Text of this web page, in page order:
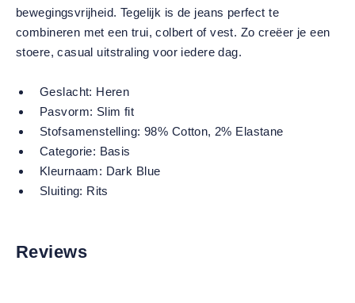
bewegingsvrijheid. Tegelijk is de jeans perfect te
combineren met een trui, colbert of vest. Zo creëer je een
stoere, casual uitstraling voor iedere dag.
Geslacht: Heren
Pasvorm: Slim fit
Stofsamenstelling: 98% Cotton, 2% Elastane
Categorie: Basis
Kleurnaam: Dark Blue
Sluiting: Rits
Reviews